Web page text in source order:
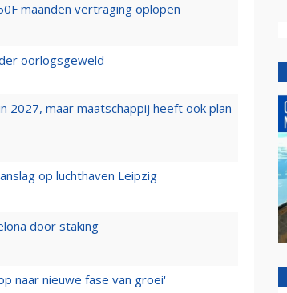
maanden vertraging oplopen
oorlogsgeweld
2027, maar maatschappij heeft ook plan
op luchthaven Leipzig
door staking
naar nieuwe fase van groei'